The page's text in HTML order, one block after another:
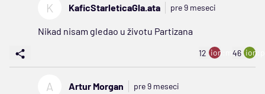
K KaficStarleticaGla.ata pre 9 meseci
Nikad nisam gledao u životu Partizana
12 ion:minus
46
A Artur Morgan pre 9 meseci